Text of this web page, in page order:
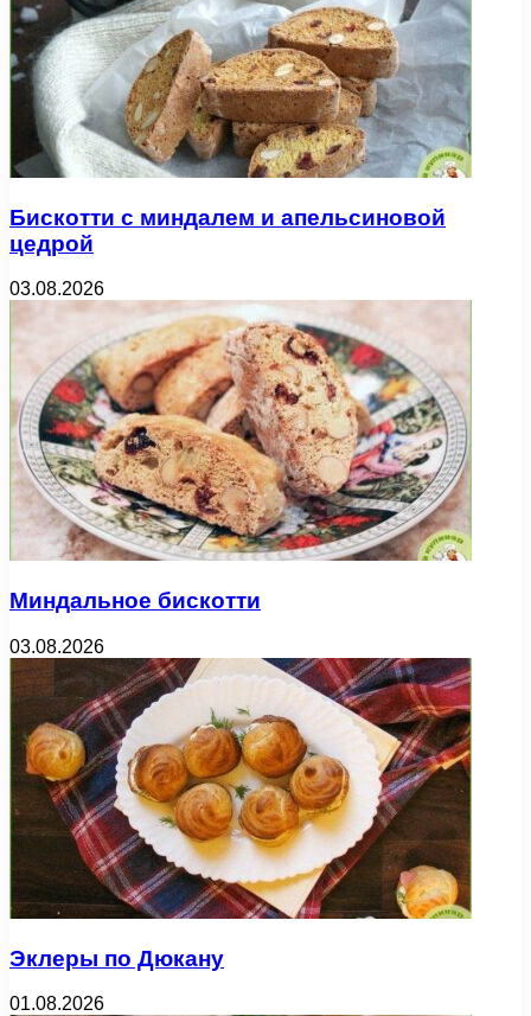
Бискотти с миндалем и апельсиновой
цедрой
03.08.2026
Миндальное бискотти
03.08.2026
Эклеры по Дюкану
01.08.2026